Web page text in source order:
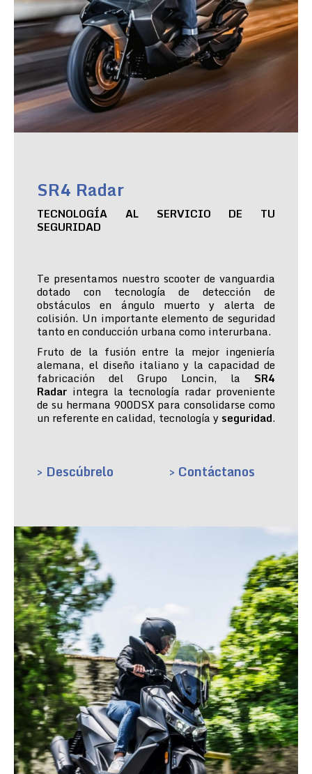
SR4 Radar
TECNOLOGÍA AL SERVICIO DE TU
SEGURIDAD
Te presentamos nuestro scooter de vanguardia
dotado con tecnología de detección de
obstáculos en ángulo muerto y alerta de
colisión. Un importante elemento de seguridad
tanto en conducción urbana como interurbana.
Fruto de la fusión entre la mejor ingeniería
alemana, el diseño italiano y la capacidad de
fabricación del Grupo Loncin, la SR4
Radar integra la tecnología radar proveniente
de su hermana 900DSX para consolidarse como
un referente en calidad, tecnología y seguridad.
> Descúbrelo > Contáctanos